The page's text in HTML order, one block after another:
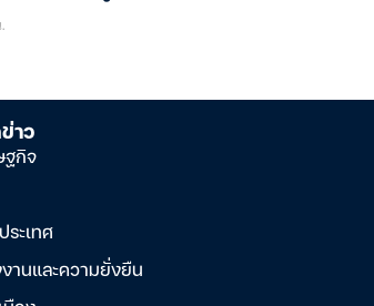
าว
ฐกิจ
ระเทศ
านและความยั่งยืน